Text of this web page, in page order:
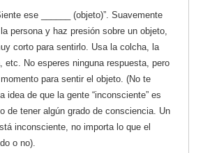
ese ______ (objeto)”. Suavemente
persona y haz presión sobre un objeto,
corto para sentirlo. Usa la colcha, la
etc. No esperes ninguna respuesta, pero
para sentir el objeto. (No te
idea de que la gente “inconsciente” es
de tener algún grado de consciencia. Un
inconsciente, no importa lo que el
o no).